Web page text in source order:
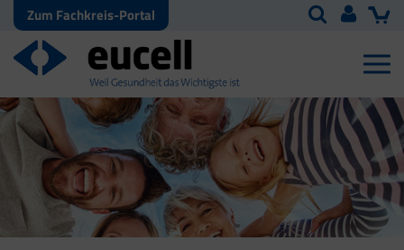
Zum Fachkreis-Portal